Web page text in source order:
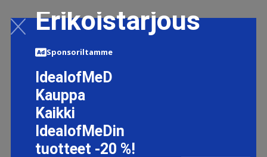
Erikoistarjous
Sponsoriltamme
IdealofMeD
Kauppa
Kaikki
IdealofMeDin
tuotteet -20 %!